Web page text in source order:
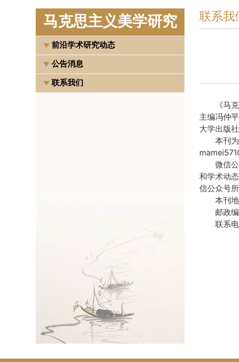
马克思主义美学研究
前沿学术研究动态
公告消息
联系我们
联系我
《马
主编冯仲
大学出版社
本刊
微信
和学术动
信公众号
本刊
邮政
联系